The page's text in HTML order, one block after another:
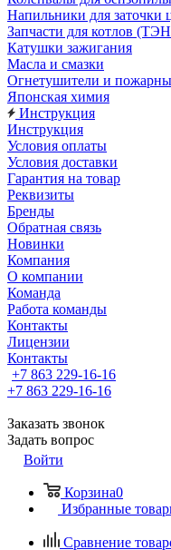
Напильники для заточки
Запчасти для котлов
Катушки зажигания
Масла и смазки
Огнетушители и
Японская химия
Инструкция
Инструкция
Условия оплаты
Условия доставки
Гарантия на товар
Реквизиты
Бренды
Обратная связь
Новинки
Компания
О компании
Команда
Работа команды
Контакты
Лицензии
Контакты
+7 863 229-16-16
+7 863 229-16-16
Заказать звонок
Задать вопрос
Войти
Корзина0
Избранные
Сравнение